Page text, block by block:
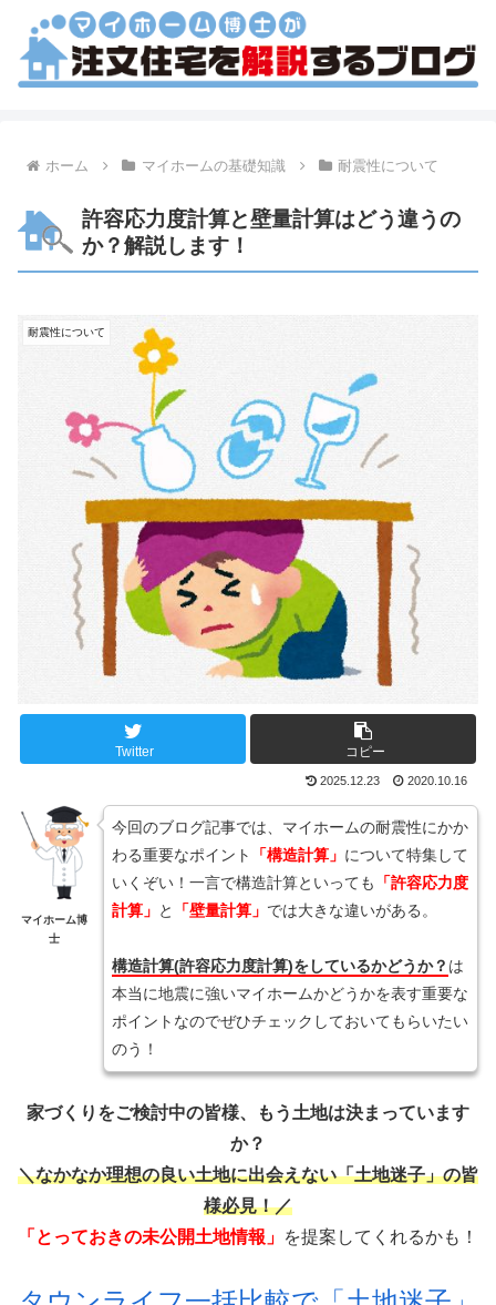
ホーム マイホームの基礎知識 耐震性について
許容応力度計算と壁量計算はどう違うの
か？解説します！
耐震性について
Twitter コピー
2025.12.23 2020.10.16
マイホーム博
士
今回のブログ記事では、マイホームの耐震性にかか
わる重要なポイント
「構造計算」 について特集して
いくぞい！一言で構造計算といっても 「許容応力度
計算」 と 「壁量計算」 では大きな違いがある。
構造計算(許容応力度計算)をしているかどうか？ は
本当に地震に強いマイホームかどうかを表す重要な
ポイントなのでぜひチェックしておいてもらいたい
のう！
家づくりをご検討中の皆様、もう土地は決まっています
か？
＼なかなか理想の良い土地に出会えない「土地迷子」の皆
様必見！／
「とっておきの未公開土地情報」 を提案してくれるかも！